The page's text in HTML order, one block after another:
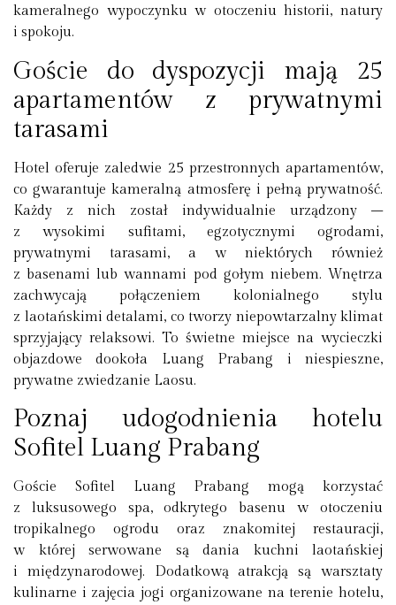
kameralnego wypoczynku w otoczeniu historii, natury
i spokoju.
Goście do dyspozycji mają 25
apartamentów z prywatnymi
tarasami
Hotel oferuje zaledwie 25 przestronnych apartamentów,
co gwarantuje kameralną atmosferę i pełną prywatność.
Każdy z nich został indywidualnie urządzony –
z wysokimi sufitami, egzotycznymi ogrodami,
prywatnymi tarasami, a w niektórych również
z basenami lub wannami pod gołym niebem. Wnętrza
zachwycają połączeniem kolonialnego stylu
z laotańskimi detalami, co tworzy niepowtarzalny klimat
sprzyjający relaksowi. To świetne miejsce na wycieczki
objazdowe dookoła Luang Prabang i niespieszne,
prywatne zwiedzanie Laosu.
Poznaj udogodnienia hotelu
Sofitel Luang Prabang
Goście Sofitel Luang Prabang mogą korzystać
z luksusowego spa, odkrytego basenu w otoczeniu
tropikalnego ogrodu oraz znakomitej restauracji,
w której serwowane są dania kuchni laotańskiej
i międzynarodowej. Dodatkową atrakcją są warsztaty
kulinarne i zajęcia jogi organizowane na terenie hotelu,